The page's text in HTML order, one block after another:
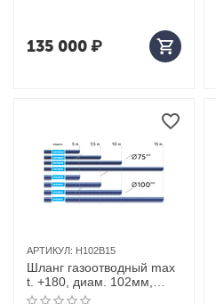
135 000₽
АРТИКУЛ: H102B15
Шланг газоотводный max
t. +180, диам. 102мм,
длина 15м (синий)